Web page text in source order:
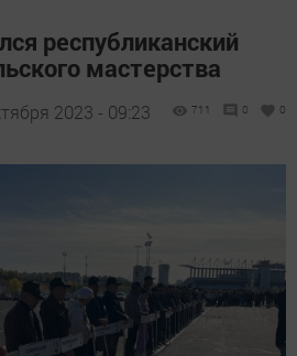
республиканский
мастерства
2023 - 09:23 711 0 0